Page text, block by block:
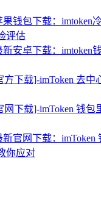
果钱包下载：imtoken
评估
新安卓下载：imtoken
方下载]-imToken 去中
网下载]-imToken 钱包
新官网下载：
你应对